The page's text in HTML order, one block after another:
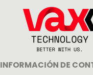
INFORMACIÓN DE